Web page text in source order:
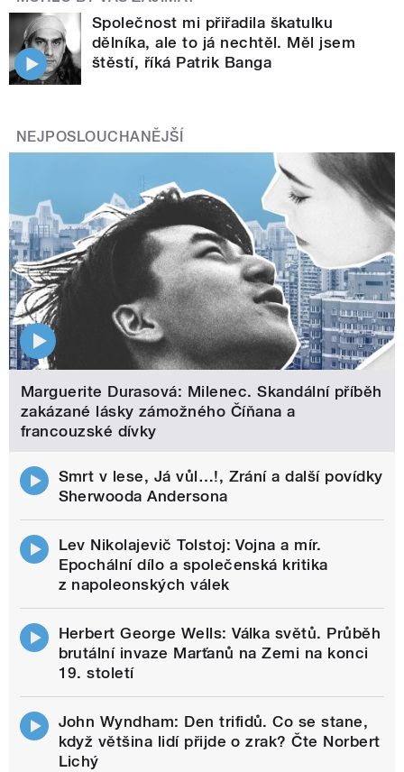
Společnost mi přiřadila škatulku
dělníka, ale to já nechtěl. Měl jsem
štěstí, říká Patrik Banga
NEJPOSLOUCHANĚJŠÍ
Marguerite Durasová: Milenec. Skandální příběh
zakázané lásky zámožného Číňana a
francouzské dívky
Smrt v lese, Já vůl…!, Zrání a další povídky
Sherwooda Andersona
Lev Nikolajevič Tolstoj: Vojna a mír.
Epochální dílo a společenská kritika
z napoleonských válek
Herbert George Wells: Válka světů. Průběh
brutální invaze Marťanů na Zemi na konci
19. století
John Wyndham: Den trifidů. Co se stane,
když většina lidí přijde o zrak? Čte Norbert
Lichý